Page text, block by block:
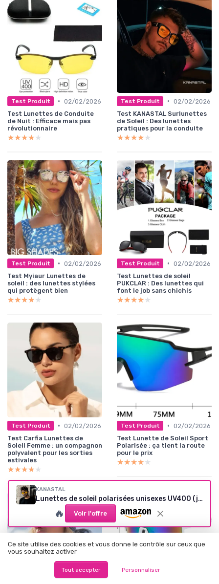
Test Produit • 02/02/2026
Test Lunettes de Conduite
de Nuit : Efficace mais pas
révolutionnaire
★★★★★
★★★★★
Test Produit • 02/02/2026
Test KANASTAL Surlunettes
de Soleil : Des lunettes
pratiques pour la conduite
★★★★★
★★★★★
Test Produit • 02/02/2026
Test Myiaur Lunettes de
soleil : des lunettes stylées
qui protègent bien
★★★★★
★★★★★
Test Produit • 02/02/2026
Test Lunettes de soleil
PUKCLAR : Des lunettes qui
font le job sans chichis
★★★★★
★★★★★
Test Produit • 02/02/2026
Test Carfia Lunettes de
Soleil Femme : un compagnon
polyvalent pour les sorties
estivales
★★★★★
★★★★★
Test Produit • 02/02/2026
Test Lunette de Soleil Sport
Polarisée : ça tient la route
pour le prix
★★★★★
★★★★★
KANASTAL
Lunettes de soleil polarisées unisexes UV400 (jaune/noir)
🔥 Voir l'offre
Ce site utilise des cookies et vous donne le contrôle sur ceux que
vous souhaitez activer
Tout accepter Personnaliser